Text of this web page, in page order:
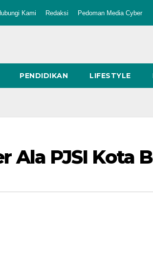
Kami Redaksi Pedoman Media Cyber
PENDIDIKAN LIFESTYLE
Ala PJSI Kota